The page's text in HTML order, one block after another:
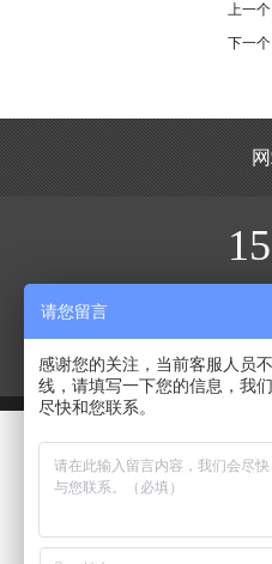
上一个
下一个
版权
ICP备
请您留言
感谢您的关注，当前客服人员
线，请填写一下您的信息，我
尽快和您联系。